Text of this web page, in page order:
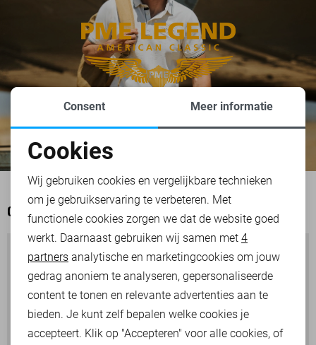
OOK HET BEKIJKEN WAARD
Noodzakelijke cookies
Personalisatie cookies
Analytische cookies
Marketing cookies
Consent Meer informatie
Cookies
Wij gebruiken cookies en vergelijkbare technieken
om je gebruikservaring te verbeteren. Met
functionele cookies zorgen we dat de website goed
werkt. Daarnaast gebruiken wij samen met 4
partners analytische en marketingcookies om jouw
gedrag anoniem te analyseren, gepersonaliseerde
content te tonen en relevante advertenties aan te
bieden. Je kunt zelf bepalen welke cookies je
accepteert. Klik op "Accepteren" voor alle cookies, of